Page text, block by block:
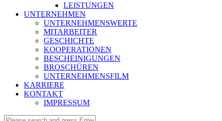
LEISTUNGEN
UNTERNEHMEN
UNTERNEHMENSWERTE
MITARBEITER
GESCHICHTE
KOOPERATIONEN
BESCHEINIGUNGEN
BROSCHÜREN
UNTERNEHMENSFILM
KARRIERE
KONTAKT
IMPRESSUM